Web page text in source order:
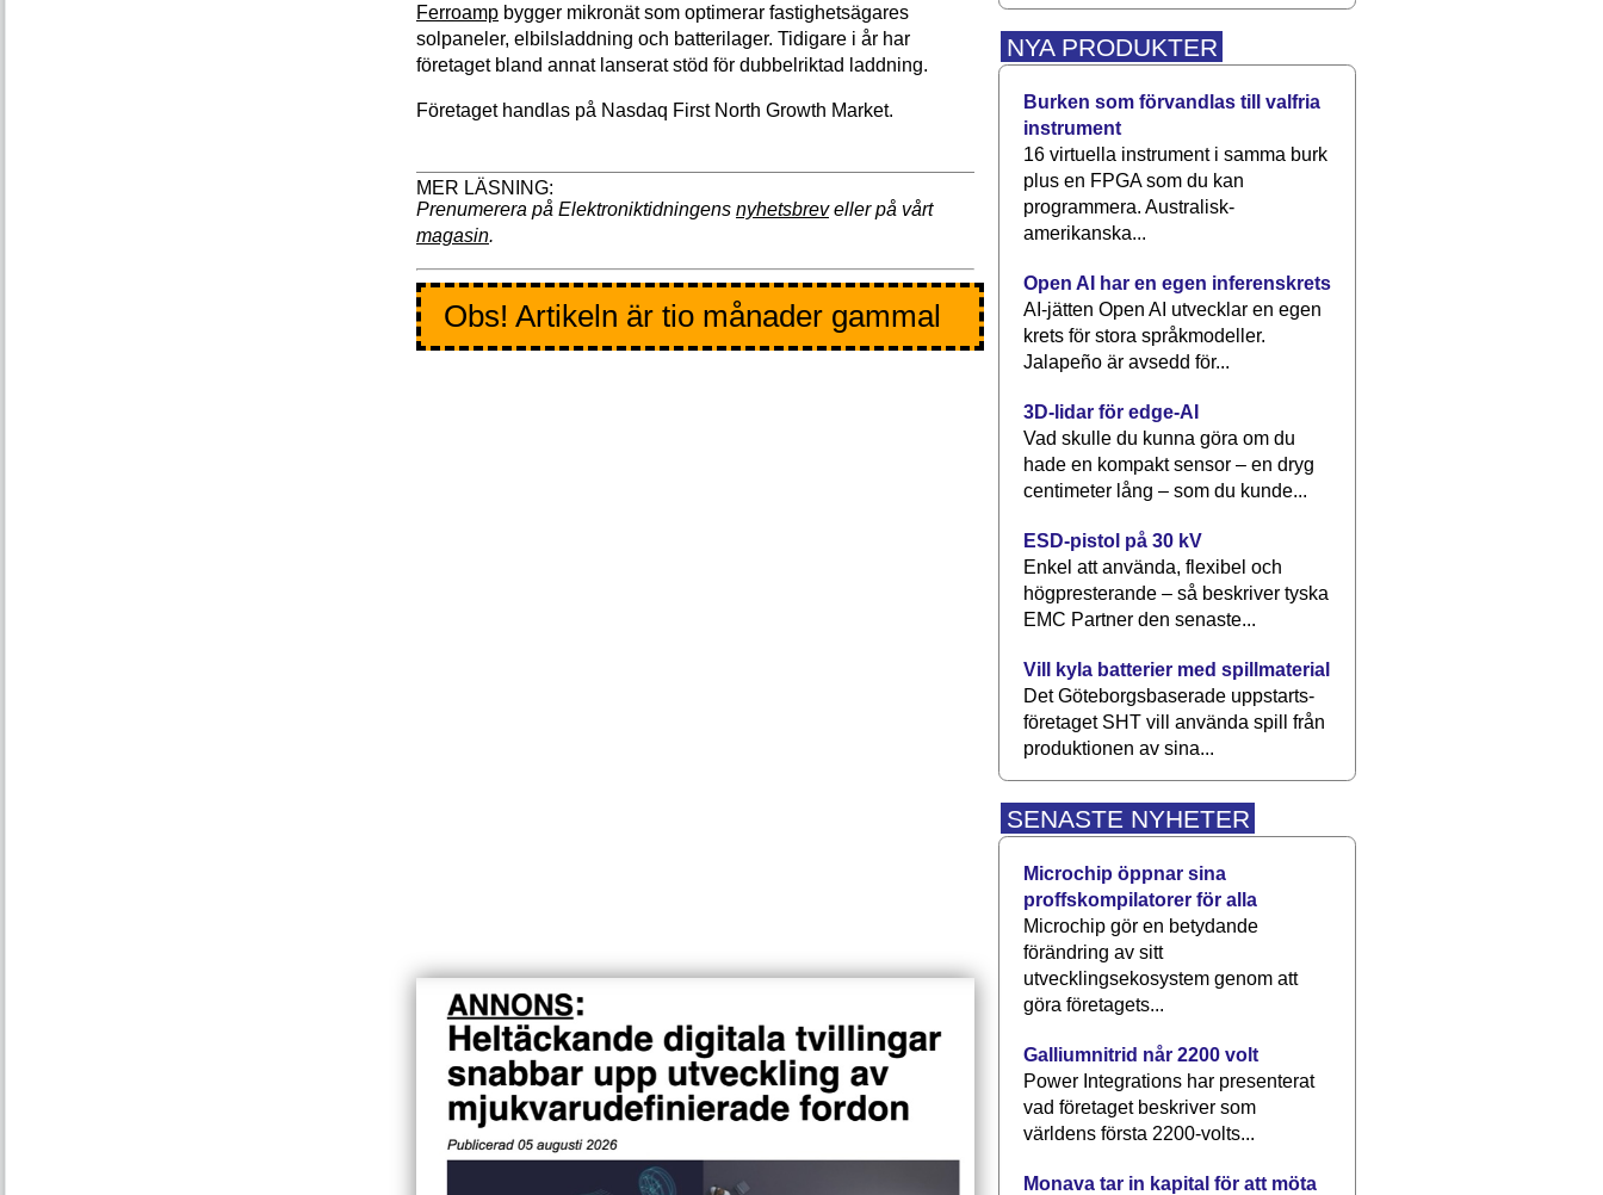
Ferroamp bygger mikronät som optimerar fastighetsägares
solpaneler, elbilsladdning och batterilager. Tidigare i år har
företaget bland annat lanserat stöd för dubbelriktad laddning.
Företaget handlas på Nasdaq First North Growth Market.
Prenumerera på Elektroniktidningens nyhetsbreveller på vårt
magasin.
Obs! Artikeln är tio månader gammal
NYA PRODUKTER
Burken som förvandlas till valfria
instrument
16 virtuella instrument i samma burk
plus en FPGA som du kan
programmera. Australisk-
amerikanska...
Open AI har en egen inferenskrets
AI-jätten Open AI utvecklar en egen
krets för stora språkmodeller.
Jalapeño är avsedd för...
3D-lidar för edge-AI
Vad skulle du kunna göra om du
hade en kompakt sensor – en dryg
centimeter lång – som du kunde...
ESD-pistol på 30 kV
Enkel att använda, flexibel och
högpresterande – så beskriver tyska
EMC Partner den senaste...
Vill kyla batterier med spillmaterial
Det Göteborgsbaserade upp­starts­
företaget SHT vill använda spill från
produktionen av sina...
SENASTE NYHETER
Microchip öppnar sina
proffskompilatorer för alla
Microchip gör en betydande
förändring av sitt
utvecklingsekosystem genom att
göra företagets...
Galliumnitrid når 2200 volt
Power Integrations har presenterat
vad företaget beskriver som
världens första 2200-volts...
Monava tar in kapital för att möta